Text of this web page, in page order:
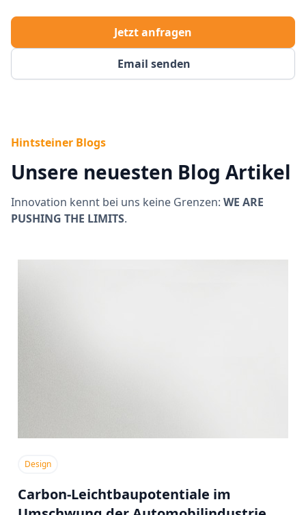
Email senden
Jetzt anfragen
Hintsteiner Blogs
Unsere neuesten Blog Artikel
Innovation kennt bei uns keine Grenzen: WE ARE
PUSHING THE LIMITS.
Design
Carbon-Leichtbaupotentiale im